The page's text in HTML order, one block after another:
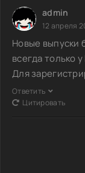
admin
12 апреля
Новые выпуски
всегда только у
Для
Ответить
Цитировать